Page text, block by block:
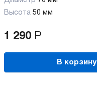
Высота 50 мм
1 290 Р
В корзину